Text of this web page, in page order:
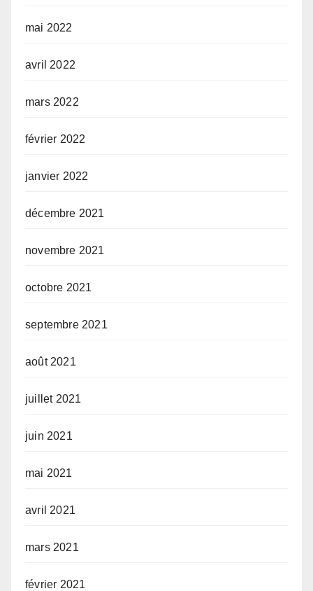
mai 2022
avril 2022
mars 2022
février 2022
janvier 2022
décembre 2021
novembre 2021
octobre 2021
septembre 2021
août 2021
juillet 2021
juin 2021
mai 2021
avril 2021
mars 2021
février 2021